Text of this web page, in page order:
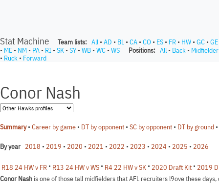
Stat Machine Team lists: All • AD • BL • CA • CO • ES • FR • HW • GC • GE
• ME • NM • PA • RI • SK • SY• WB • WC • WS Positions: All • Back • Midfielder
• Ruck • Forward